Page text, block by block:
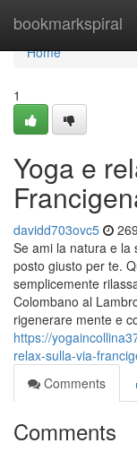
bookmarkspiral
Home
Home
1
Yoga e
davidd703ovc5
Se ami la natura e la
posto giusto per te.
semplicemente
Colombano al
rigenerare mente e
https://
relax-sulla-via-
Comments
Comments